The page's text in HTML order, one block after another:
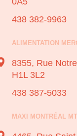
438 382-9963
ALIMENTATION
8355, Rue
H1L 3L2
438 387-5033
MAXI MONTRÉAL